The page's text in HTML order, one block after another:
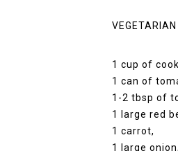
1 cup of
1 can of
1-2 tbsp of
1 large red
1 carrot,
1 large onion,